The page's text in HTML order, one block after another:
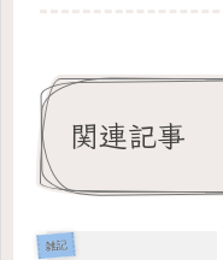
関連記事
雑記